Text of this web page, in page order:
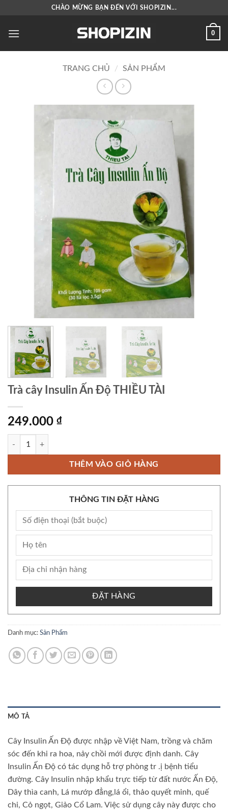
nội
CHÀO MỪNG BẠN ĐẾN VỚI SHOPIZIN...
0
TRANG CHỦ / SẢN PHẨM
Trà cây Insulin Ấn Độ THIỀU TÀI
249.000 ₫
Trà cây Insulin Ấn Độ THIỀU TÀI số lượng
THÊM VÀO GIỎ HÀNG
THÔNG TIN ĐẶT HÀNG
ĐẶT HÀNG
Danh mục: Sản Phẩm
MÔ TẢ
Cây Insulin Ấn Độ được nhập về Việt Nam, trồng và chăm
sóc đến khi ra hoa, nảy chồi mới được định danh. Cây
Insulin Ấn Độ có tác dụng hỗ trợ phòng tr .ị bệnh tiểu
đường. Cây Insulin nhập khẩu trực tiếp từ đất nước Ấn Độ,
Dây thìa canh, Lá mướp đẳng,lá ổi, thảo quyết minh, quế
chi, Cỏ ngọt, Giảo Cổ Lam. Việc sử dụng cây này được cho